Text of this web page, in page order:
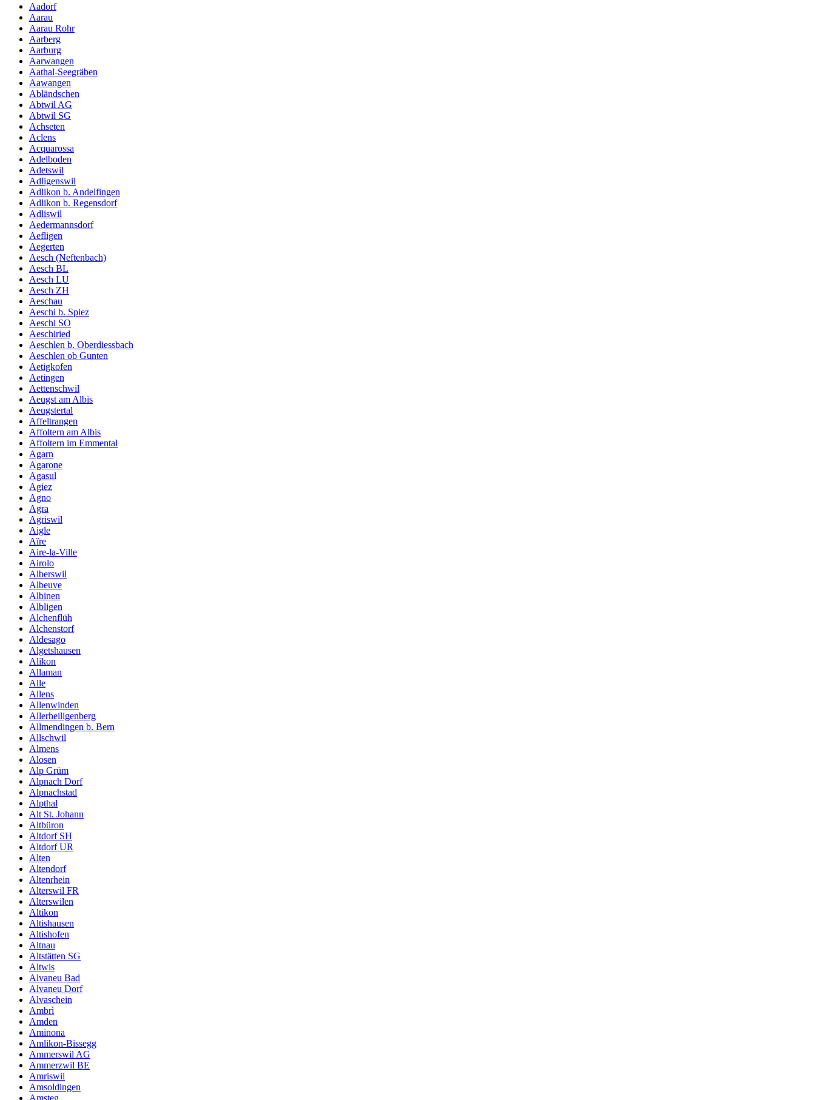
Aadorf
Aarau
Aarau Rohr
Aarberg
Aarburg
Aarwangen
Aathal-Seegräben
Aawangen
Abländschen
Abtwil AG
Abtwil SG
Achseten
Aclens
Acquarossa
Adelboden
Adetswil
Adligenswil
Adlikon b. Andelfingen
Adlikon b. Regensdorf
Adliswil
Aedermannsdorf
Aefligen
Aegerten
Aesch (Neftenbach)
Aesch BL
Aesch LU
Aesch ZH
Aeschau
Aeschi b. Spiez
Aeschi SO
Aeschiried
Aeschlen b. Oberdiessbach
Aeschlen ob Gunten
Aetigkofen
Aetingen
Aettenschwil
Aeugst am Albis
Aeugstertal
Affeltrangen
Affoltern am Albis
Affoltern im Emmental
Agarn
Agarone
Agasul
Agiez
Agno
Agra
Agriswil
Aigle
Aïre
Aire-la-Ville
Airolo
Alberswil
Albeuve
Albinen
Albligen
Alchenflüh
Alchenstorf
Aldesago
Algetshausen
Alikon
Allaman
Alle
Allens
Allenwinden
Allerheiligenberg
Allmendingen b. Bern
Allschwil
Almens
Alosen
Alp Grüm
Alpnach Dorf
Alpnachstad
Alpthal
Alt St. Johann
Altbüron
Altdorf SH
Altdorf UR
Alten
Altendorf
Altenrhein
Alterswil FR
Alterswilen
Altikon
Altishausen
Altishofen
Altnau
Altstätten SG
Altwis
Alvaneu Bad
Alvaneu Dorf
Alvaschein
Ambrì
Amden
Aminona
Amlikon-Bissegg
Ammerswil AG
Ammerzwil BE
Amriswil
Amsoldingen
Amsteg